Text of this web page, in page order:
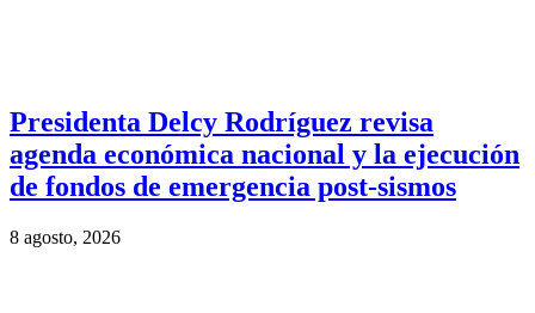
Presidenta Delcy Rodríguez revisa
agenda económica nacional y la ejecución
de fondos de emergencia post-sismos
8 agosto, 2026